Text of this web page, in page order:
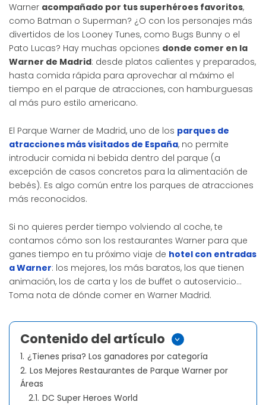
Warner acompañado por tus superhéroes favoritos,
como Batman o Superman? ¿O con los personajes más
divertidos de los Looney Tunes, como Bugs Bunny o el
Pato Lucas? Hay muchas opciones donde comer en la
Warner de Madrid: desde platos calientes y preparados,
hasta comida rápida para aprovechar al máximo el
tiempo en el parque de atracciones, con hamburguesas
al más puro estilo americano.
El Parque Warner de Madrid, uno de los parques de
atracciones más visitados de España, no permite
introducir comida ni bebida dentro del parque (a
excepción de casos concretos para la alimentación de
bebés). Es algo común entre los parques de atracciones
más reconocidos.
Si no quieres perder tiempo volviendo al coche, te
contamos cómo son los restaurantes Warner para que
ganes tiempo en tu próximo viaje de hotel con entradas
a Warner: los mejores, los más baratos, los que tienen
animación, los de carta y los de buffet o autoservicio…
Toma nota de dónde comer en Warner Madrid.
Contenido del artículo >
1. ¿Tienes prisa? Los ganadores por categoría
2. Los Mejores Restaurantes de Parque Warner por
Áreas
2.1. DC Super Heroes World